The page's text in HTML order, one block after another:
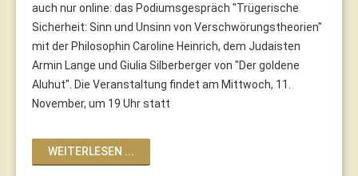
auch nur online: das Podiumsgespräch "Trügerische
Sicherheit: Sinn und Unsinn von Verschwörungstheorien"
mit der Philosophin Caroline Heinrich, dem Judaisten
Armin Lange und Giulia Silberberger von "Der goldene
Aluhut". Die Veranstaltung findet am Mittwoch, 11.
November, um 19 Uhr statt
WEITERLESEN ...